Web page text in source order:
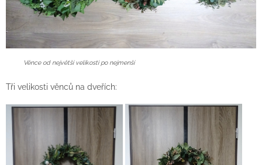
Věnce od největší velikosti po nejmenší
Tři velikosti věnců na dveřích: